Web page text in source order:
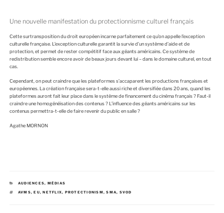
Une nouvelle manifestation du protectionnisme culturel français
Cette surtransposition du droit européen incarne parfaitement ce qu’on appelle l’exception
culturelle française. L’exception culturelle garantit la survie d’un système d’aide et de
protection, et permet de rester compétitif face aux géants américains. Ce système de
redistribution semble encore avoir de beaux jours devant lui – dans le domaine culturel, en tout
cas.
Cependant, on peut craindre que les plateformes s’accaparent les productions françaises et
européennes. La création française sera-t-elle aussi riche et diversifiée dans 20 ans, quand les
plateformes auront fait leur place dans le système de financement du cinéma français ? Faut-il
craindre une homogénéisation des contenus ? L’influence des géants américains sur les
contenus permettra-t-elle de faire revenir du public en salle ?
Agathe MORNON
C
T
AUDIENCES, MÉDIAS
É
AVMS,EU,NETFLIX, PROTECTIONISM,SMA, SVOD